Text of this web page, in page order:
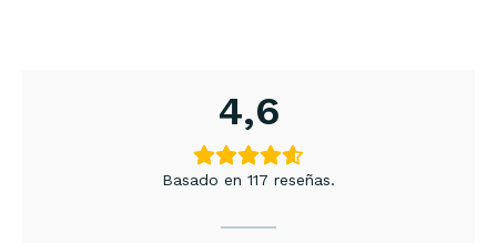
4,6
Basado en 117 reseñas.